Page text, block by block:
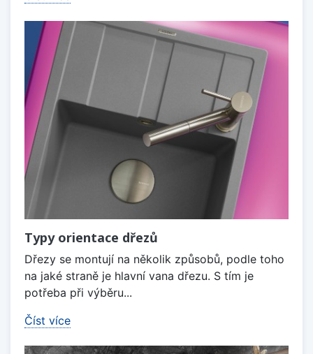
Typy orientace dřezů
Dřezy se montují na několik způsobů, podle toho
na jaké straně je hlavní vana dřezu. S tím je
potřeba při výběru...
Číst více